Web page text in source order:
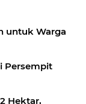
untuk Warga
Persempit
Hektar,